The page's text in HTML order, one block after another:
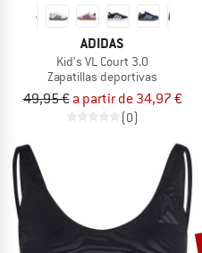
ADIDAS
Kid's VL Court 3.0
Zapatillas deportivas
49,95 € a partir de 34,97 €
(0)